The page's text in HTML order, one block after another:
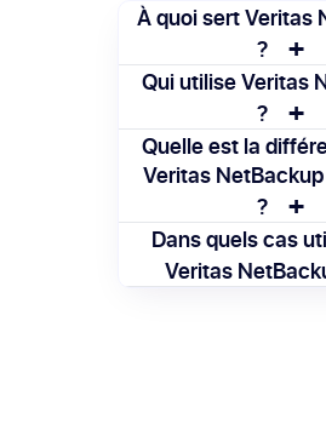
À quoi sert Veritas
?
+
Veritas NetBackup
sauvegarder, restaurer et
données des entreprises,
le cloud, en automatisant
Qui utilise Veritas
?
+
Il est principalement utilisé
entreprises et les équipes
qui gèrent des
de stockage et de
Quelle est la
Veritas
?
+
Veritas NetBackup cible les
environnements
avec une compatibilité
Dans quels cas
Veritas